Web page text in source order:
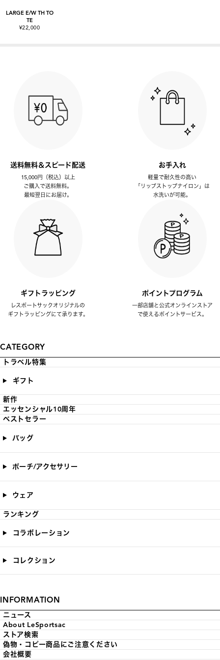
LARGE E/W TH TO
TE
¥22,000
送料無料＆スピード配送
15,000円（税込）以上
ご購入で送料無料。
最短翌日にお届け。
お手入れ
軽量で耐久性の高い
「リップストップナイロン」は
水洗いが可能。
ギフトラッピング
レスポートサックオリジナルの
ギフトラッピングにて承ります。
ポイントプログラム
一部店舗と公式オンラインストア
で使えるポイントサービス。
CATEGORY
トラベル特集
ギフト
新作
エッセンシャル10周年
ベストセラー
バッグ
ポーチ/アクセサリー
ウェア
ランキング
コラボレーション
コレクション
INFORMATION
ニュース
About LeSportsac
ストア検索
偽物・コピー商品にご注意ください
会社概要